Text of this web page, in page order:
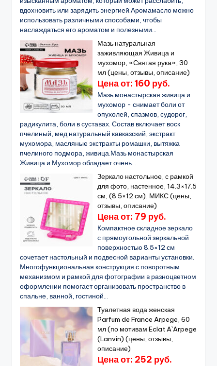
вдохновить или зарядить энергией.Аромамасло можно
использовать различными способами, чтобы
наслаждаться его ароматом и полезными...
Мазь натуральная
заживляющая Живица и
мухомор, «Святая рука», 30
мл (цены, отзывы, описание)
Цена от: 160 руб.
Мазь монастырская живица и
мухомор - снимает боли от
опухолей, спазмов, судорог,
радикулита, боли в суставах. Состав включает воск
пчелиный, мед натуральный кавказский, экстракт
мухомора, масляные экстракты ромашки, вытяжка
пчелиного подмора, живица.Мазь монастырская
Живица и Мухомор обладает очень...
Зеркало настольное, с рамкой
для фото, настенное, 14.3×17.5
см, (8.5×12 см), МИКС (цены,
отзывы, описание)
Цена от: 79 руб.
Компактное складное зеркало
с прямоугольной зеркальной
поверхностью 8.5×12 см
сочетает настольный и подвесной варианты установки.
Многофункциональная конструкция с поворотным
механизмом и рамкой для фотографии в разноцветном
оформлении помогает организовать пространство в
спальне, ванной, гостиной...
Туалетная вода женская
Parfum de France Arpege, 60
мл (по мотивам Eclat A`Arpege
(Lanvin) (цены, отзывы,
описание)
Цена от: 252 руб.